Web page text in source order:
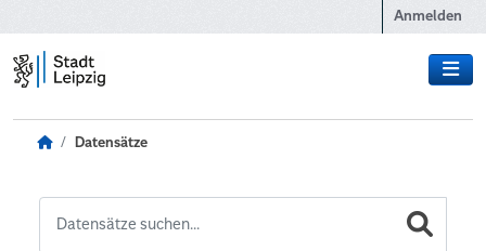
Anmelden
Datensätze